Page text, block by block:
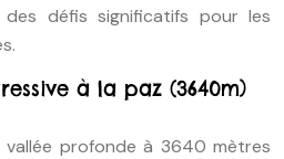
défis significatifs pour les
à la paz (3640m)
vallée profonde à 3640 mètres